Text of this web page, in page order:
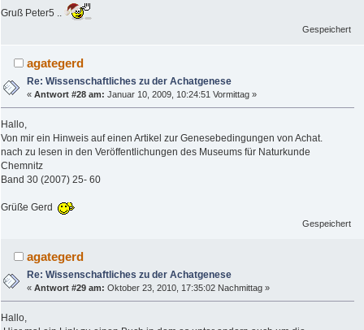
Gruß Peter5 ..
Gespeichert
agategerd
Re: Wissenschaftliches zu der Achatgenese
«Antwort #28 am: Januar 10, 2009, 10:24:51 Vormittag »
Hallo,
Von mir ein Hinweis auf einen Artikel zur Genesebedingungen von Achat.
nach zu lesen in den Veröffentlichungen des Museums für Naturkunde
Chemnitz
Band 30 (2007) 25- 60
Grüße Gerd
Gespeichert
agategerd
Re: Wissenschaftliches zu der Achatgenese
«Antwort #29 am: Oktober 23, 2010, 17:35:02 Nachmittag »
Hallo,